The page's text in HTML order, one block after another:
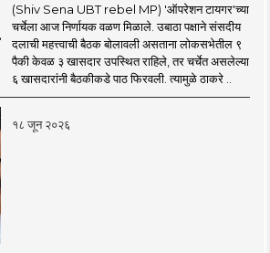
(Shiv Sena UBT rebel MP) 'ऑपरेशन टायगर'च्या
चर्चेला आज निर्णायक वळण मिळाले. उबाठा पक्षाने संसदीय
दलाची महत्त्वाची बैठक बोलावली असताना लोकसभेतील ९
पैकी केवळ ३ खासदार उपस्थित राहिले, तर चर्चेत असलेल्या
६ खासदारांनी बैठकीकडे पाठ फिरवली. त्यामुळे ठाकरे ..
१८ जून २०२६